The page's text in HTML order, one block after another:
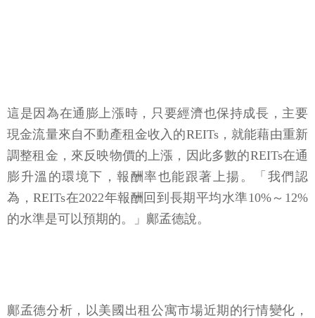
這是因為在通膨上漲時，只要經濟也保持成長，主要
現金流量來自不動產租金收入的REITs，就能藉由重新
調整租金，來反映物價的上漲，因此多數的REITs在通
膨升溫的環境下，報酬率也能跟著上揚。「我們認
為，REITs在2022年報酬回到長期平均水準10%～12%
的水準是可以預期的。」鄺孟德說。
鄺孟德分析，以美國出租公寓市場近期的行情變化，